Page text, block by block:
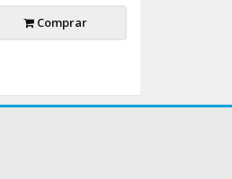
Comprar